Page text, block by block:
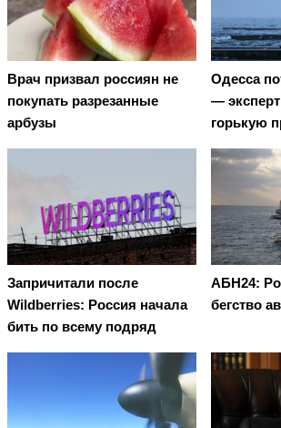
Врач призвал россиян не
покупать разрезанные
арбузы
Oдecca
—
гoрькую
Запричитали после
Wildberries: Россия начала
бить по всему подряд
АБН24:
бегство